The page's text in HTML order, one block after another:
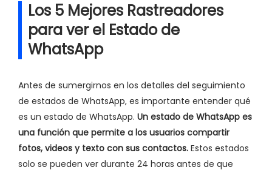
Los 5 Mejores Rastreadores
para ver el Estado de
WhatsApp
Antes de sumergirnos en los detalles del seguimiento
de estados de WhatsApp, es importante entender qué
es un estado de WhatsApp. Un estado de WhatsApp es
una función que permite a los usuarios compartir
fotos, videos y texto con sus contactos. Estos estados
solo se pueden ver durante 24 horas antes de que